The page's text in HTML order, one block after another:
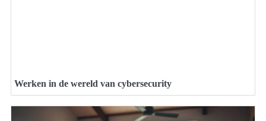
Werken in de wereld van cybersecurity